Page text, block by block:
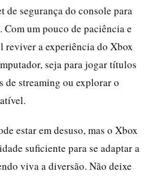
de segurança do console para
um pouco de paciência e
reviver a experiência do Xbox
seja para jogar títulos
streaming ou explorar o
estar em desuso, mas o Xbox
suficiente para se adaptar a
viva a diversão. Não deixe